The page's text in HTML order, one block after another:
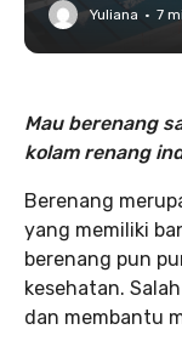
Yuliana · 7
Mau berenang
kolam renang
Berenang
yang memiliki
berenang pun
kesehatan.
dan membantu